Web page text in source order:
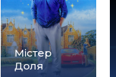
Містер
Доля